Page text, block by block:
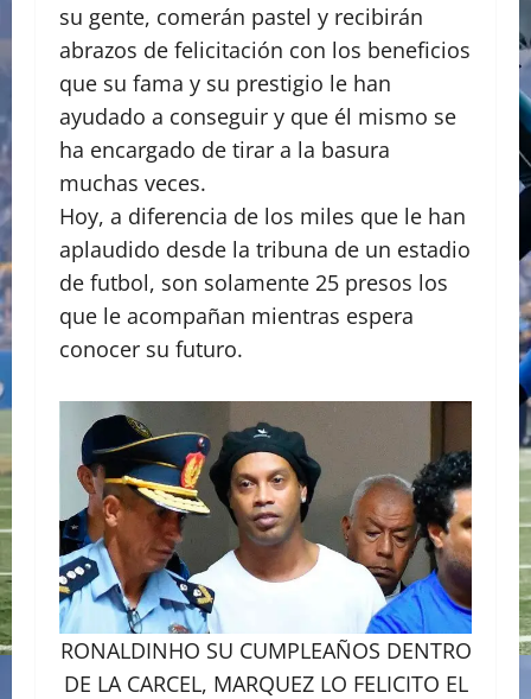
su gente, comerán pastel y recibirán
abrazos de felicitación con los beneficios
que su fama y su prestigio le han
ayudado a conseguir y que él mismo se
ha encargado de tirar a la basura
muchas veces.
Hoy, a diferencia de los miles que le han
aplaudido desde la tribuna de un estadio
de futbol, son solamente 25 presos los
que le acompañan mientras espera
conocer su futuro.
RONALDINHO SU CUMPLEAÑOS DENTRO
DE LA CARCEL, MARQUEZ LO FELICITO EL